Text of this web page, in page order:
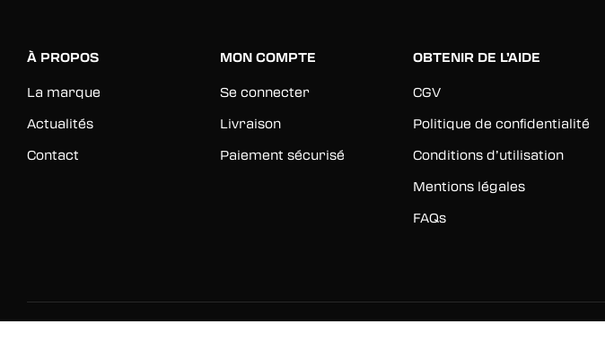
À PROPOS
La marque
Actualités
Contact
MON COMPTE
Se connecter
Livraison
Paiement sécurisé
OBTENIR DE L’AIDE
CGV
Politique de confidentialité
Conditions d’utilisation
Mentions légales
FAQs